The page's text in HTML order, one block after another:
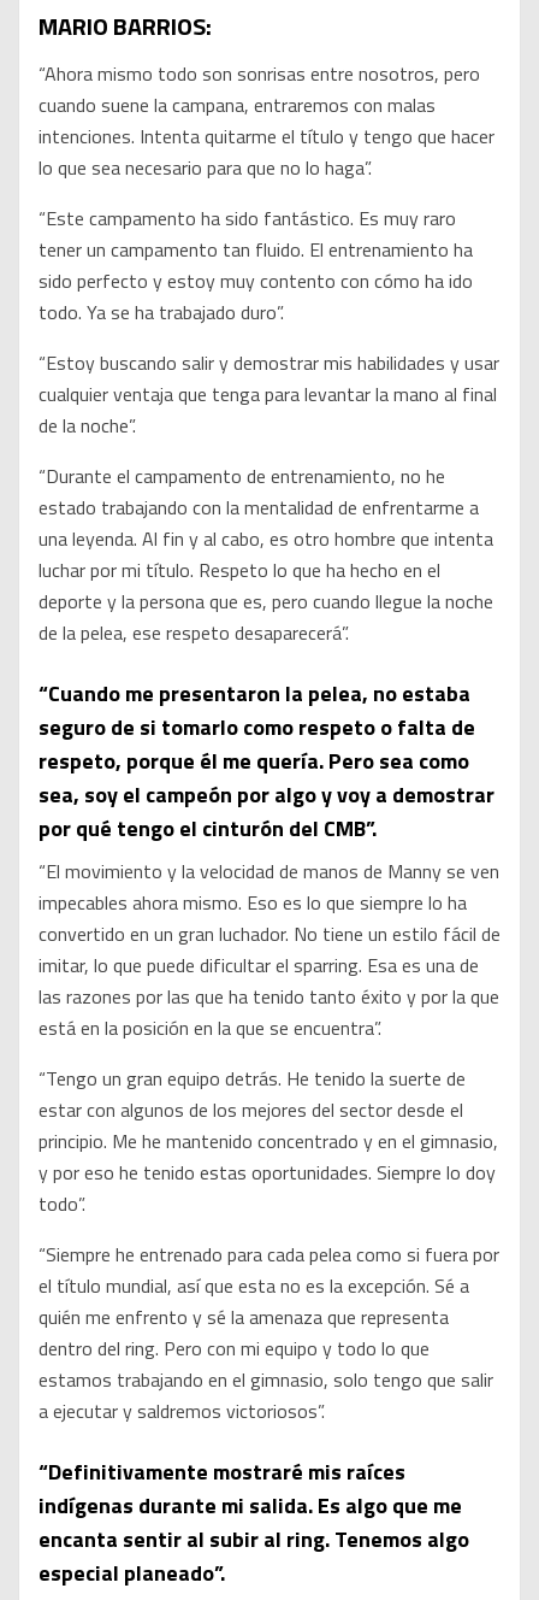
MARIO BARRIOS:
“Ahora mismo todo son sonrisas entre nosotros, pero
cuando suene la campana, entraremos con malas
intenciones. Intenta quitarme el título y tengo que hacer
lo que sea necesario para que no lo haga”.
“Este campamento ha sido fantástico. Es muy raro
tener un campamento tan fluido. El entrenamiento ha
sido perfecto y estoy muy contento con cómo ha ido
todo. Ya se ha trabajado duro”.
“Estoy buscando salir y demostrar mis habilidades y usar
cualquier ventaja que tenga para levantar la mano al final
de la noche”.
“Durante el campamento de entrenamiento, no he
estado trabajando con la mentalidad de enfrentarme a
una leyenda. Al fin y al cabo, es otro hombre que intenta
luchar por mi título. Respeto lo que ha hecho en el
deporte y la persona que es, pero cuando llegue la noche
de la pelea, ese respeto desaparecerá”.
“Cuando me presentaron la pelea, no estaba
seguro de si tomarlo como respeto o falta de
respeto, porque él me quería. Pero sea como
sea, soy el campeón por algo y voy a demostrar
por qué tengo el cinturón del CMB”.
“El movimiento y la velocidad de manos de Manny se ven
impecables ahora mismo. Eso es lo que siempre lo ha
convertido en un gran luchador. No tiene un estilo fácil de
imitar, lo que puede dificultar el sparring. Esa es una de
las razones por las que ha tenido tanto éxito y por la que
está en la posición en la que se encuentra”.
“Tengo un gran equipo detrás. He tenido la suerte de
estar con algunos de los mejores del sector desde el
principio. Me he mantenido concentrado y en el gimnasio,
y por eso he tenido estas oportunidades. Siempre lo doy
todo”.
“Siempre he entrenado para cada pelea como si fuera por
el título mundial, así que esta no es la excepción. Sé a
quién me enfrento y sé la amenaza que representa
dentro del ring. Pero con mi equipo y todo lo que
estamos trabajando en el gimnasio, solo tengo que salir
a ejecutar y saldremos victoriosos”.
“Definitivamente mostraré mis raíces
indígenas durante mi salida. Es algo que me
encanta sentir al subir al ring. Tenemos algo
especial planeado”.